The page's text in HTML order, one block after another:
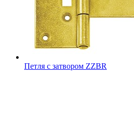
Петля с затвором ZZBR